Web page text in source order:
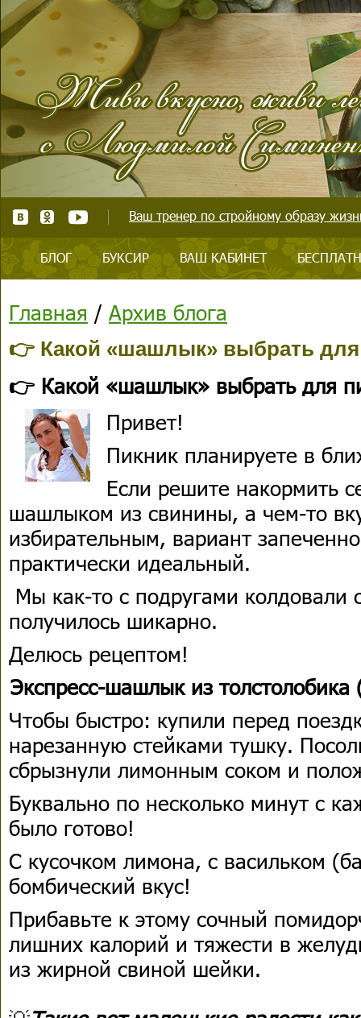
Ваш тренер по стройному образу
БЛОГ БУКСИР ВАШ КАБИНЕТ
Главная / Архив блога
👉 Какой «шашлык» выбрать для
👉 Какой «шашлык» выбрать для
Привет!
Пикник планируете в
Если решите накормить
шашлыком из свинины, а чем-то
избирательным, вариант
практически идеальный.
Мы как-то с подругами колдовали
получилось шикарно.
Делюсь рецептом!
Экспресс-шашлык из
Чтобы быстро: купили перед
нарезанную стейками тушку.
сбрызнули лимонным соком и
Буквально по несколько минут с
было готово!
С кусочком лимона, с васильком
бомбический вкус!
Прибавьте к этому сочный
лишних калорий и тяжести в
из жирной свиной шейки.